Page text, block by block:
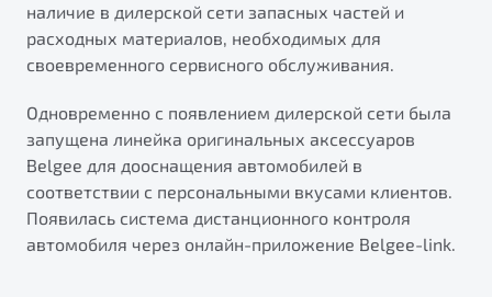
наличие в дилерской сети запасных частей и
расходных материалов, необходимых для
своевременного сервисного обслуживания.
Одновременно с появлением дилерской сети была
запущена линейка оригинальных аксессуаров
Belgee для дооснащения автомобилей в
соответствии с персональными вкусами клиентов.
Появилась система дистанционного контроля
автомобиля через онлайн-приложение Belgee-link.